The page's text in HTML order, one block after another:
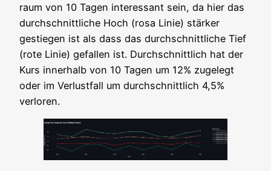
raum von 10 Tagen inter­es­sant sein, da hier das
durch­schnitt­li­che Hoch (rosa Linie) stär­ker
gestie­gen ist als dass das durch­schnitt­li­che Tief
(rote Linie) gefal­len ist. Durch­schnitt­lich hat der
Kurs inner­halb von 10 Tagen um 12% zuge­legt
oder im Ver­lust­fall um durch­schnitt­lich 4,5%
verloren.